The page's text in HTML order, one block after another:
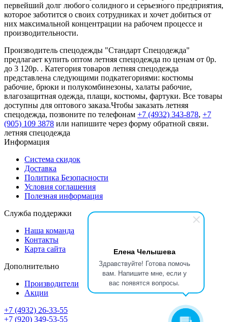
Елена Челышева
Здравствуйте! Готова помочь
вам. Напишите мне, если у
вас появятся вопросы.
первейший долг любого солидного и серьезного предприятия,
которое заботится о своих сотрудниках и хочет добиться от
них максимальной концентрации на рабочем процессе и
производительности.
Производитель спецодежды "Стандарт Спецодежда"
предлагает купить оптом летняя спецодежда по ценам от 0р.
до 3 120р. . Категория товаров летняя спецодежда
представлена следующими подкатегориями: костюмы
рабочие, брюки и полукомбинезоны, халаты рабочие,
влагозащитная одежда, плащи, костюмы, фартуки. Все товары
доступны для оптового заказа.Чтобы заказать летняя
спецодежда, позвоните по телефонам +7 (4932) 343-878, +7
(905) 109 3878 или напишите через форму обратной связи.
летняя спецодежда
Информация
Система скидок
Доставка
Политика Безопасности
Условия соглашения
Полезная информация
Служба поддержки
Наша команда
Контакты
Карта сайта
Дополнительно
Производители
Акции
+7 (4932) 26-33-55
+7 (920) 349-53-55